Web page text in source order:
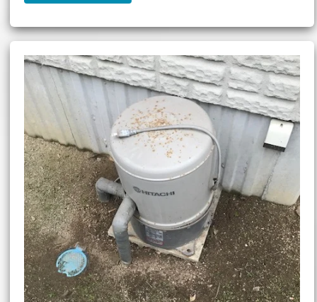
【岡
市
北
区】
戸
ら
な
い